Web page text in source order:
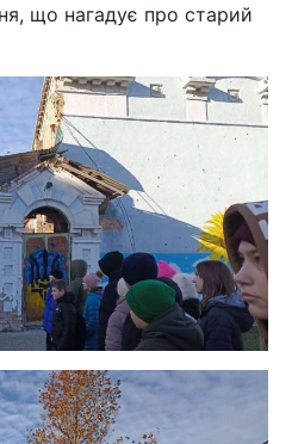
що нагадує про старий